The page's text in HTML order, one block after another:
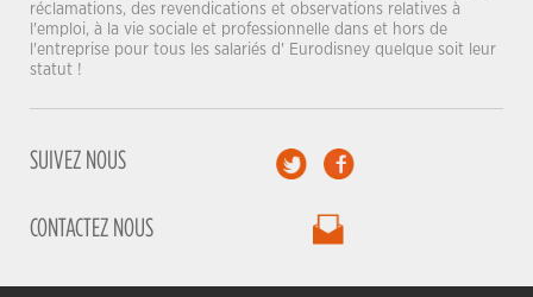
réclamations, des revendications et observations relatives à
l'emploi, à la vie sociale et professionnelle dans et hors de
l'entreprise pour tous les salariés d' Eurodisney quelque soit leur
statut !
SUIVEZ NOUS
CONTACTEZ NOUS